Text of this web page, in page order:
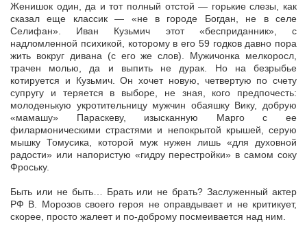
Женишок один, да и тот полный отстой — горькие слезы, как
сказал еще классик — «не в городе Богдан, не в селе
Селифан». Иван Кузьмич этот «бесприданник», с
надломленной психикой, которому в его 59 годков давно пора
жить вокруг дивана (с его же слов). Мужичонка мелкоросл,
трачен молью, да и выпить не дурак. Но на безрыбье
котируется и Кузьмич. Он хочет новую, четвертую по счету
супругу и теряется в выборе, не зная, кого предпочесть:
молоденькую укротительницу мужчин обаяшку Вику, добрую
«мамашу» Параскеву, изысканную Марго с ее
филармоническими страстями и непокрытой крышей, серую
мышку Томусика, которой муж нужен лишь «для духовной
радости» или напористую «гидру перестройки» в самом соку
Фроську.
Быть или не быть… Брать или не брать? Заслуженный актер
РФ В. Морозов своего героя не оправдывает и не критикует,
скорее, просто жалеет и по-доброму посмеивается над ним.